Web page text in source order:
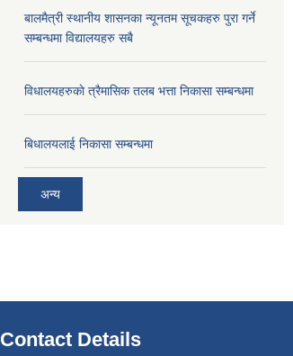
बालमैत्री स्थानीय शासनका न्यूनतम सूचकहरु पुरा गर्ने
सम्बन्धमा विद्यालयहरु सबै
विधालयहरुकाे त्रैमासिक तलब भत्ता निकासा सम्बन्धमा
बिधालयलाई निकासा सम्बन्धमा
अन्य
Contact Details